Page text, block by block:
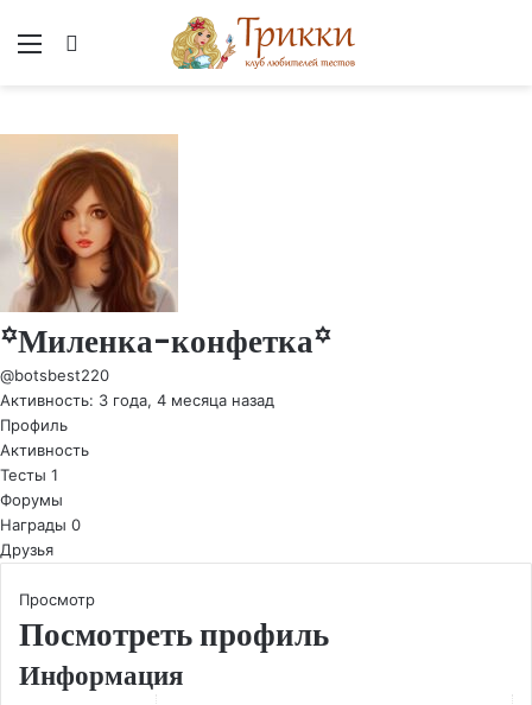
Меню
꙳Миленка-конфетка꙳
@botsbest220
Активность: 3 года, 4 месяца назад
Профиль
Активность
Тесты 1
Форумы
Награды 0
Друзья
Просмотр
Посмотреть профиль
Информация